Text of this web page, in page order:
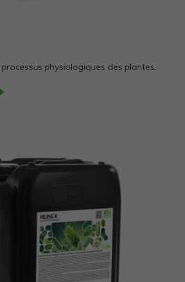
physiologiques des plantes.